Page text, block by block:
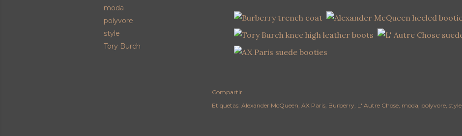
moda
polyvore
style
Tory Burch
Compartir
Etiquetas: Alexander McQueen AX Paris Burberry L' Autre Chose moda polyvore style